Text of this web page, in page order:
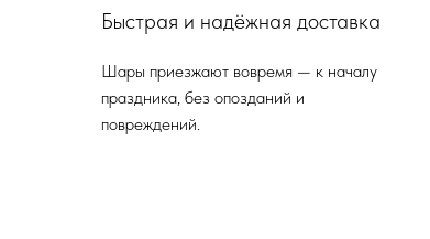
Быстрая и надёжная доставка
Шары приезжают вовремя — к началу
праздника, без опозданий и
повреждений.